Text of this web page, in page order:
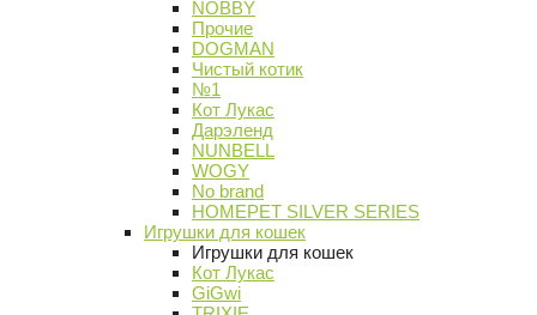
NOBBY
Прочие
DOGMAN
Чистый котик
№1
Кот Лукас
Дарэленд
NUNBELL
WOGY
No brand
HOMEPET SILVER SERIES
Игрушки для кошек
Игрушки для кошек
Кот Лукас
GiGwi